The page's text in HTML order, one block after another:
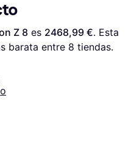
Z 8 es 2468,99 €. Esta
barata entre 8 tiendas.